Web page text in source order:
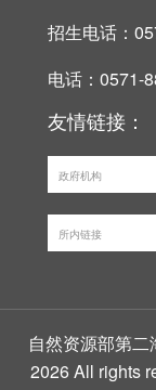
招生电话：
电话：0571-
友情链接：
政府机构
所内链接
自然资源部第
2026 All rights